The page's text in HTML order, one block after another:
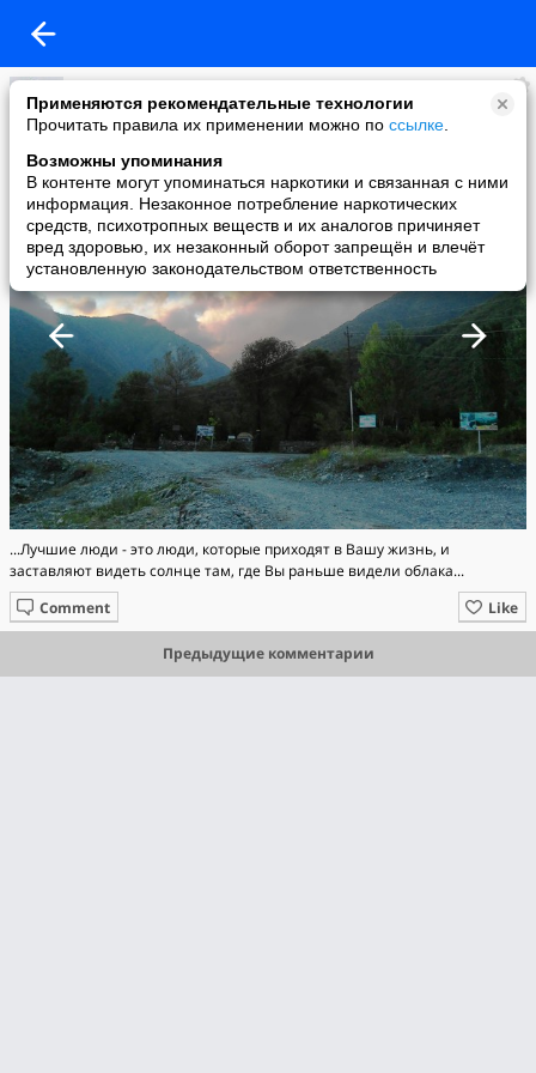
Применяются рекомендательные технологии
Прочитать правила их применении можно по ссылке
Возможны упоминания
В контенте могут упоминаться наркотики и связанная с ними
информация. Незаконное потребление наркотических
средств, психотропных веществ и их аналогов причиняет
вред здоровью, их незаконный оборот запрещён и влечёт
установленную законодательством ответственность
Даван Алекс
added a photo
24 Feb в 09:21
...Лучшие люди - это люди, которые приходят в Bашу жизнь, и
заставляют видеть солнце там, где Bы раньше видели облака...
Like
Comment
Предыдущие комментарии